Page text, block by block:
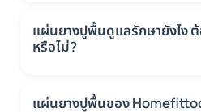
ทำให้พื้นนุ่มขึ้น ปลอดภัยสำหรับทั้ง
แผ่นยางปูพื้นดูแลรักษายังไง ต้
หรือไม่?
มาให้ดูแลรักษาง่าย เพียงใช้ผ้าชุบน้ำ
แผ่นยางปูพื้นของ